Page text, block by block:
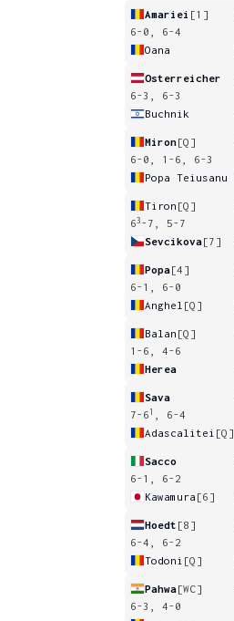
Amariei [1]
6-0, 6-4
Oana
Osterreicher
6-3, 6-3
Buchnik
Miron[Q]
6-0, 1-6, 6-3
Popa Teiusanu
Tiron [Q]
63 -7, 5-7
Sevcikova[7]
Popa[4]
6-1, 6-0
Anghel [Q]
Balan [Q]
1-6, 4-6
Herea
Sava
7-6 1
, 6-4
Adascalitei [Q]
Sacco
6-1, 6-2
Kawamura [6]
Hoedt [8]
6-4, 6-2
Todoni [Q]
Pahwa[WC]
6-3, 4-0